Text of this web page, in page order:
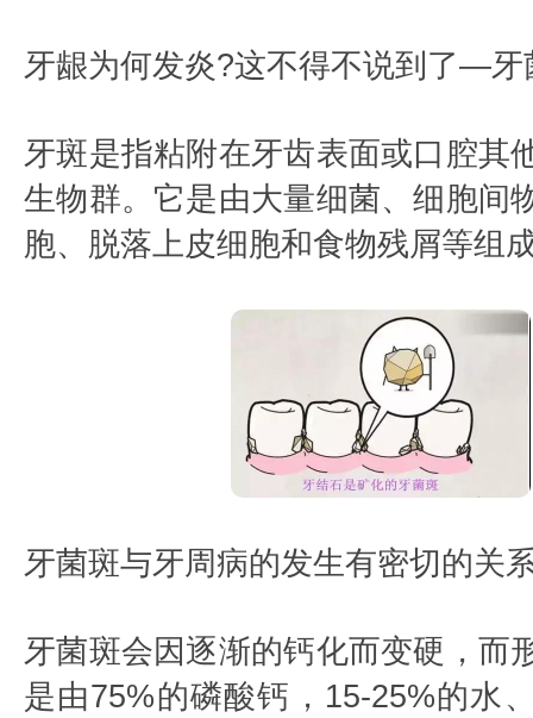
牙龈为何发炎?这不得不说到了—牙
牙斑是指粘附在牙齿表面或口腔其
生物群。它是由大量细菌、细胞间
胞、脱落上皮细胞和食物残屑等组
牙菌斑与牙周病的发生有密切的关
牙菌斑会因逐渐的钙化而变硬，而
是由75%的磷酸钙，15-25%的水